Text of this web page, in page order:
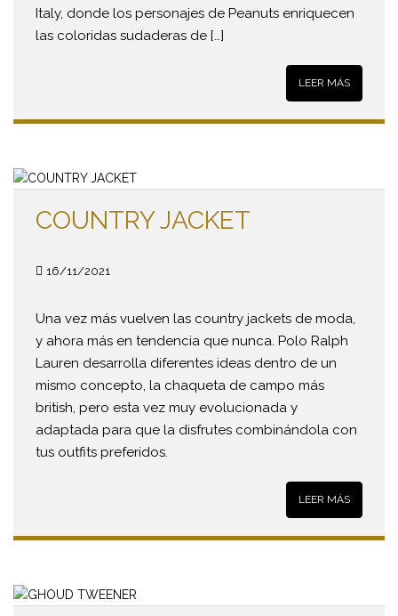
Italy, donde los personajes de Peanuts enriquecen
las coloridas sudaderas de […]
LEER MÁS
COUNTRY JACKET
16/11/2021
Una vez más vuelven las country jackets de moda,
y ahora más en tendencia que nunca. Polo Ralph
Lauren desarrolla diferentes ideas dentro de un
mismo concepto, la chaqueta de campo más
british, pero esta vez muy evolucionada y
adaptada para que la disfrutes combinándola con
tus outfits preferidos.
LEER MÁS